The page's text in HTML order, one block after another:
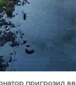
пригрозил